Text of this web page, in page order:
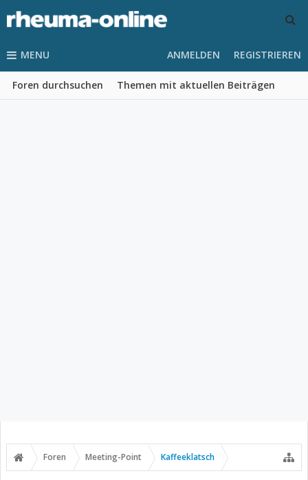
MENU
Foren durchsuchen Themen mit aktuellen Beiträgen
ANMELDEN REGISTRIEREN
Foren Meeting-Point Kaffeeklatsch